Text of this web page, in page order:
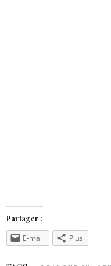
Partager :
E-mail Plus